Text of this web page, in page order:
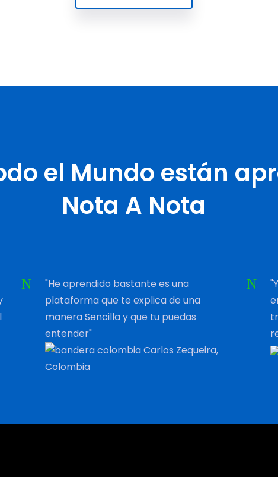
el Mundo están
Nota A Nota
"He aprendido bastante es una
plataforma que te explica de una
manera Sencilla y que tu puedas
entender"
Carlos Zequeira,
Colombia